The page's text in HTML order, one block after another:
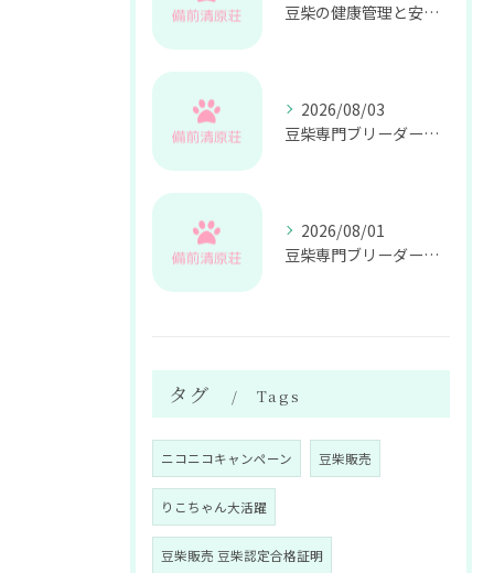
豆柴の健康管理と安心の飼育サポート解説
2026/08/03
豆柴専門ブリーダーが教える健康管理の極意
2026/08/01
豆柴専門ブリーダーによる健康管理と飼育サポートの重要性
タグ Tags
ニコニコキャンペーン 豆柴販売
りこちゃん大活躍
豆柴販売 豆柴認定合格証明